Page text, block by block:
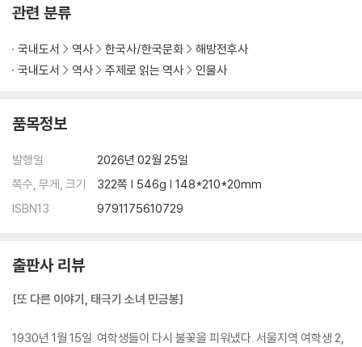
침묵하지 않았던 여학생_258
벌어 지다_270 | 4. 뭐라도 해 보자_277 | 5. 태극기를 만들다_284 | 6.
서울여학생 만세시위_291 | 7. 검거_299 | 8. 무궁화 수를 놓는 마음_30
관련 분류
국내도서 역사 한국사/한국문화
해방전후사
국내도서
역사 주제로 읽는 역사 인물사
품목정보
발행일
2026년 02월 25일
쪽수, 무게, 크기
322쪽 | 546g | 148*210*20mm
ISBN13
9791175610729
출판사 리뷰
[또 다른 이야기, 태극기 소녀 민금봉]
1930년 1월 15일. 여학생들이 다시 불꽃을 피워냈다. 서울지역 여학생 2,